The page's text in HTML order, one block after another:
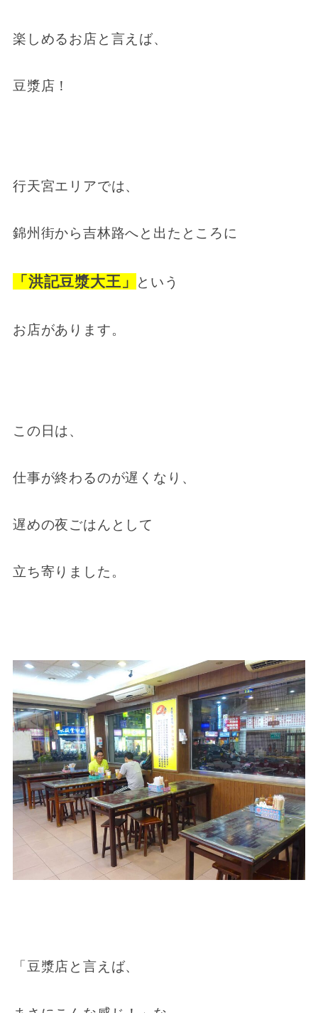
楽しめるお店と言えば、
豆漿店！
行天宮エリアでは、
錦州街から吉林路へと出たところに
「洪記豆漿大王」 という
お店があります。
この日は、
仕事が終わるのが遅くなり、
遅めの夜ごはんとして
立ち寄りました。
「豆漿店と言えば、